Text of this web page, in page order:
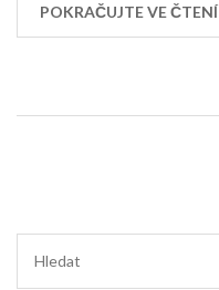
POKRAČUJTE VE ČTENÍ